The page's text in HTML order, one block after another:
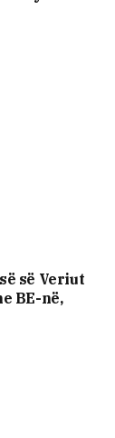
së Veriut
BE-në,